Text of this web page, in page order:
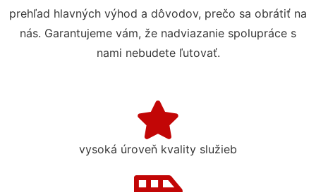
prehľad hlavných výhod a dôvodov, prečo sa obrátiť na
nás. Garantujeme vám, že nadviazanie spolupráce s
nami nebudete ľutovať.
vysoká úroveň kvality služieb